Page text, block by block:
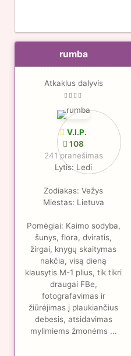
rumba
Atkaklus dalyvis
V.I.P.
108
241 pranešimas
Lytis: Ledi
Zodiakas: Vežys
Miestas: Lietuva
Pomėgiai: Kaimo sodyba,
šunys, flora, dviratis,
žirgai, knygų skaitymas
nakčia, visą dieną
klausytis M-1 plius, tik tikri
draugai FBe,
fotografavimas ir
žiūrėjimas į plaukiančius
debesis, atsidavimas
mylimiems žmonėms ...